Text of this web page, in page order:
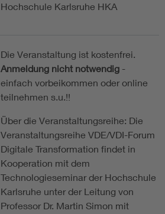
Hochschule Karlsruhe HKA
Die Veranstaltung ist kostenfrei.
Anmeldung nicht notwendig -
einfach vorbeikommen oder online
teilnehmen s.u.!!
Über die Veranstaltungsreihe: Die
Veranstaltungsreihe VDE/VDI-Forum
Digitale Transformation findet in
Kooperation mit dem
Technologieseminar der Hochschule
Karlsruhe unter der Leitung von
Professor Dr. Martin Simon mit